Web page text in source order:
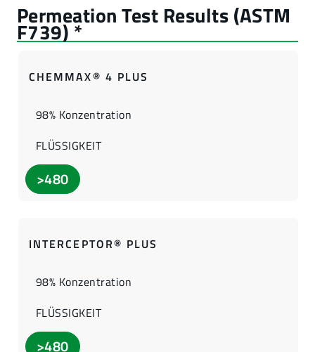
CHEMMAX® 4 PLUS
98% Konzentration
FLÜSSIGKEIT
>480
INTERCEPTOR® PLUS
98% Konzentration
FLÜSSIGKEIT
>480